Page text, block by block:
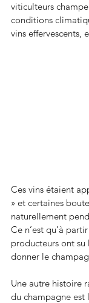
viticulteurs
conditions
vins effervescents,
Ces vins étaient
» et certaines
naturellement
Ce n’est qu’à
producteurs ont
donner le
Une autre histoire
du champagne est